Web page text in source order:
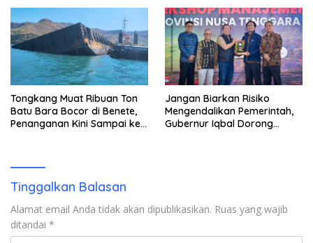
Tongkang Muat Ribuan Ton
Batu Bara Bocor di Benete,
Penanganan Kini Sampai ke
Jangan Biarkan Risiko
Mengendalikan Pemerintah,
Gubernur Iqbal Dorong
Tinggalkan Balasan
Alamat email Anda tidak akan dipublikasikan. Ruas yang wajib
ditandai *